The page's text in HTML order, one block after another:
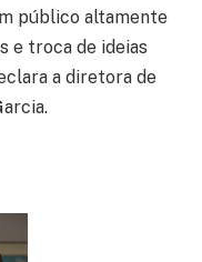
público altamente
e troca de ideias
a diretora de